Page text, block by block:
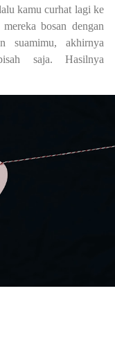
kamu curhat lagi ke
bosan dengan
suamimu, akhirnya
saja. Hasilnya